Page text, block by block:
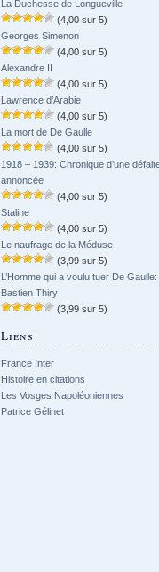
La Duchesse de Longueville
(4,00 sur 5)
Georges Simenon
(4,00 sur 5)
Alexandre II
(4,00 sur 5)
Lawrence d’Arabie
(4,00 sur 5)
La mort de De Gaulle
(4,00 sur 5)
1918 – 1939: Chronique d’une
annoncée
(4,00 sur 5)
Staline
(4,00 sur 5)
Le naufrage de la Méduse
(3,99 sur 5)
L’Homme qui a voulu tuer De Gaulle:
Bastien Thiry
(3,99 sur 5)
Liens
France Inter
Histoire en citations
Les Vosges Napoléoniennes
Patrice Gélinet